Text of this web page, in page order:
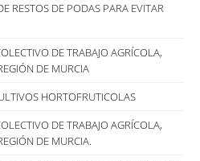
RESTOS DE PODAS PARA EVITAR
DE TRABAJO AGRÍCOLA,
DE MURCIA
HORTOFRUTICOLAS
DE TRABAJO AGRÍCOLA,
DE MURCIA.